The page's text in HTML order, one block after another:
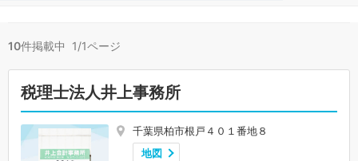
10件掲載中 1/1ページ
税理士法人井上事務所
千葉県柏市根戸４０１番地８
地図